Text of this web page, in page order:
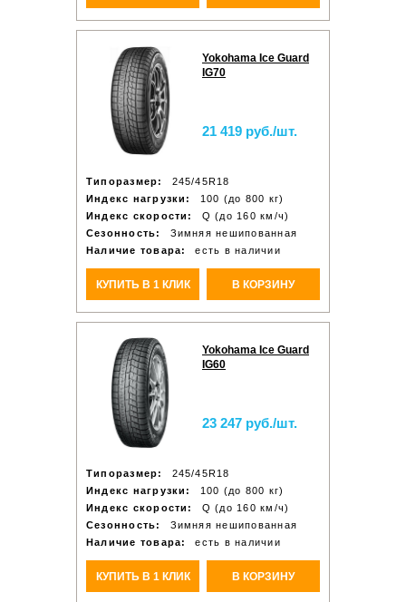
Yokohama Ice Guard
IG70
21 419 руб./шт.
Типоразмер:
245/45R18
Индекс нагрузки:
100 (до 800 кг)
Индекс скорости:
Q (до 160 км/ч)
Сезонность:
Зимняя нешипованная
Наличие товара:
есть в наличии
КУПИТЬ В 1 КЛИК В КОРЗИНУ
Yokohama Ice Guard
IG60
23 247 руб./шт.
Типоразмер:
245/45R18
Индекс нагрузки:
100 (до 800 кг)
Индекс скорости:
Q (до 160 км/ч)
Сезонность:
Зимняя нешипованная
Наличие товара:
есть в наличии
КУПИТЬ В 1 КЛИК В КОРЗИНУ